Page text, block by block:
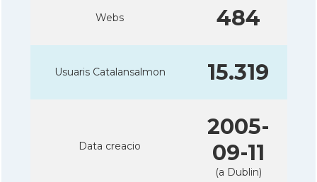
Webs 484
Usuaris Catalansalmon 15.319
Data creacio
2005-
09-11
(a Dublin)